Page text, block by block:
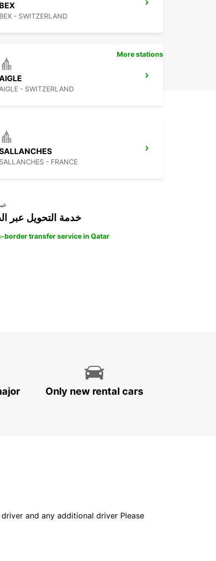
BEX
BEX - SWITZERLAND
AIGLE - SWITZERLAND
SALLANCHES - FRANCE
More stations
خدمة التحويل عبر
border transfer service in Qatar
Only new rental cars
and any additional driver Please